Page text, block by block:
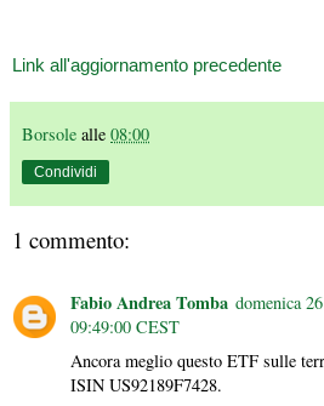
Link all'aggiornamento precedente
Borsole alle 08:00
Condividi
1 commento:
Fabio Andrea Tomba domenica
09:49:00 CEST
Ancora meglio questo ETF sulle
ISIN US92189F7428.